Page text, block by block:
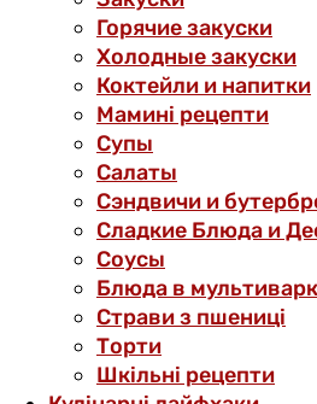
Горячие закуски
Холодные закуски
Коктейли и напитки
Мамині рецепти
Супы
Салаты
Сэндвичи и
Сладкие Блюда и
Соусы
Блюда в
Страви з пшениці
Торти
Шкільні рецепти